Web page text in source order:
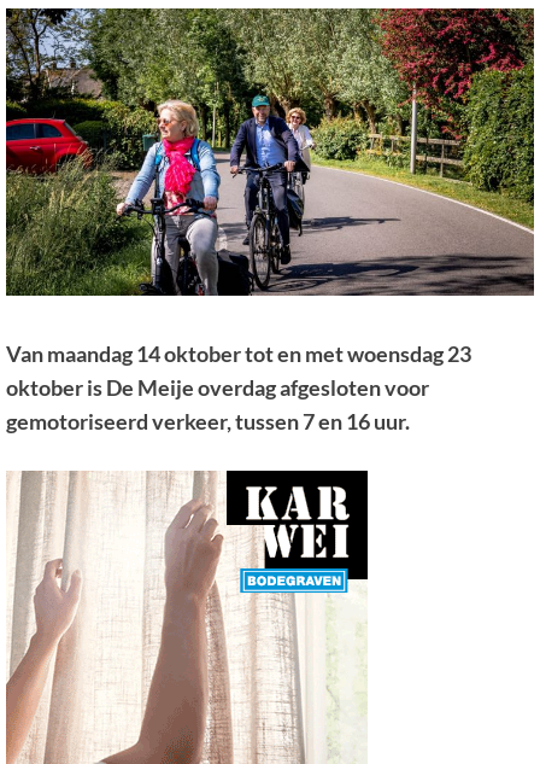
Van maandag 14 oktober tot en met woensdag 23
oktober is De Meije overdag afgesloten voor
gemotoriseerd verkeer, tussen 7 en 16 uur.